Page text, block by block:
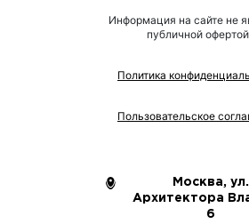
Информация на сайте не
публичной
Политика
Пользовательское
Москва, ул.
Архитектора
6